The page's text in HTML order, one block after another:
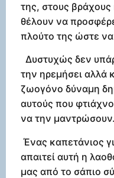
της, στους
θέλουν να
πλούτο της ώστε
Δυστυχώς δεν
την ηρεμήσει αλλά
ζωογόνο δύναμη
αυτούς που
να την μαντρώσουν.
Ένας καπετάνιος
απαιτεί αυτή η
μας από το σάπιο